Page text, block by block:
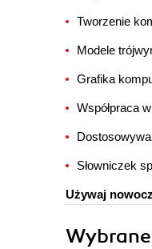
Tworzenie
Modele
Grafika
Współpraca
Słowniczek
Używaj